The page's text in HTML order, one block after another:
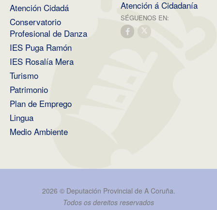
Atención Cidadá
Conservatorio
Profesional de Danza
IES Puga Ramón
IES Rosalía Mera
Turismo
Patrimonio
Plan de Emprego
Lingua
Medio Ambiente
Atención á Cidadanía
SÉGUENOS EN:
2026 © Deputación Provincial de A Coruña.
Todos os dereitos reservados